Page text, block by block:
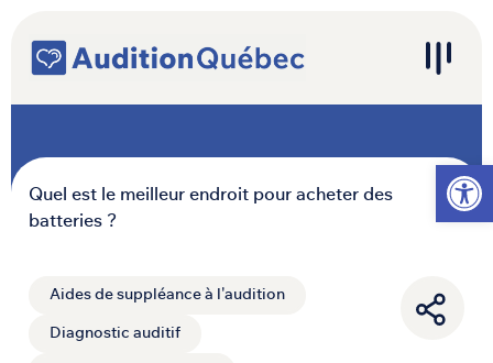
Ouvrir
Navigation principale
Quel est le meilleur endroit pour acheter des
batteries ?
Aides de suppléance à l'audition
Diagnostic auditif